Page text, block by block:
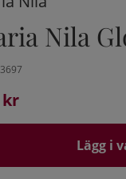
Nila
3697
kr
Lägg i